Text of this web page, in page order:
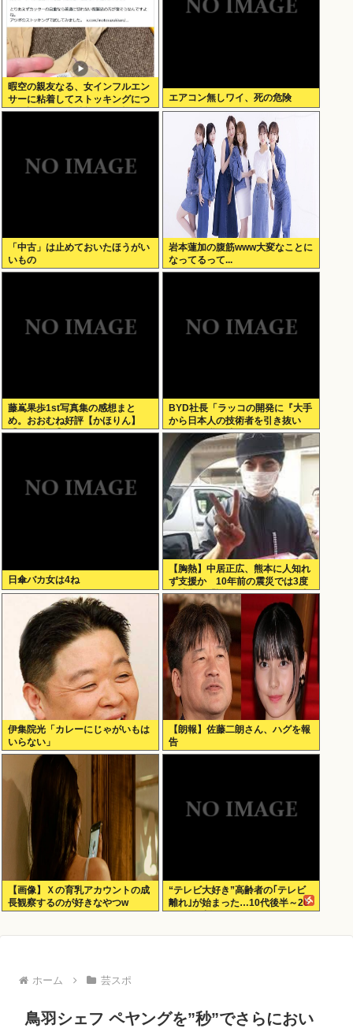
暇空の親友なる、女インフルエン
サーに粘着してストッキングにつ
いて語りだし嫌儲卿として格を見
エアコン無しワイ、死の危険
「中古」は止めておいたほうがい
いもの
岩本蓮加の腹筋www大変なことに
なってるって...
藤嶌果歩1st写真集の感想まと
め。おおむね好評【かほりん】
【日向坂46】
BYD社長「ラッコの開発に『大手
から日本人の技術者を引き抜い
た』って噂は嘘。開発チームに日
本人は0人です」
日傘バカ女は4ね
【胸熱】中居正広、熊本に人知れ
ず支援か 10年前の震災では3度
現地入り「誰にも知られなくて良
い」
伊集院光「カレーにじゃがいもは
いらない」
【朗報】佐藤二朗さん、ハグを報
告
【画像】Ｘの育乳アカウントの成
長観察するのが好きなやつw
“テレビ大好き”高齢者の｢テレビ
離れ｣が始まった…10代後半～20
ホーム 芸スポ
鳥羽シェフ ペヤングを”秒”でさらにおい